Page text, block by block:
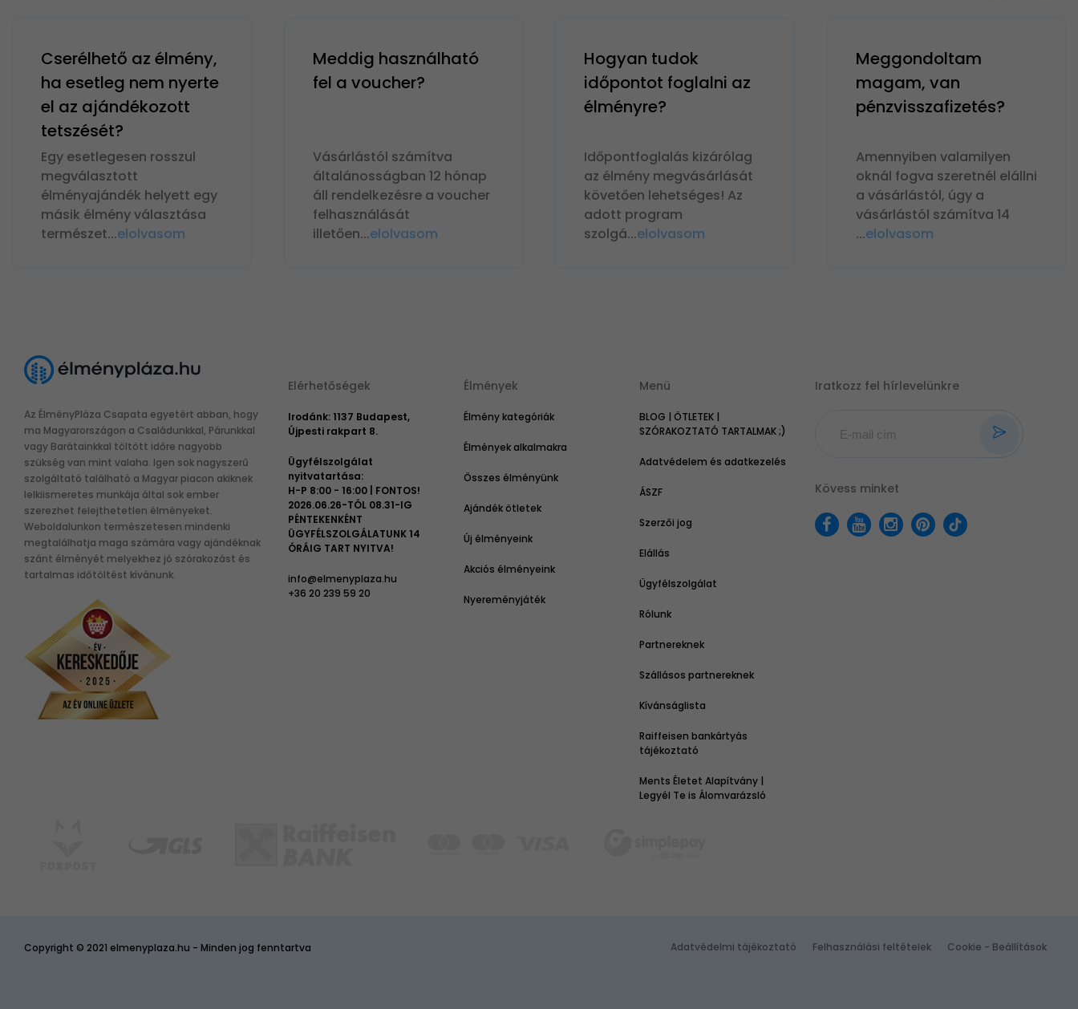
Cserélhető az élmény,
ha esetleg nem nyerte
el az ajándékozott
tetszését?
Egy esetlegesen rosszul
megválasztott
élményajándék helyett egy
másik élmény választása
természet...elolvasom
Meddig használható
fel a voucher?
Vásárlástól számítva
általánosságban 12 hónap
áll rendelkezésre a voucher
felhasználását
illetően...elolvasom
Hogyan tudok
időpontot foglalni az
élményre?
Időpontfoglalás kizárólag
az élmény megvásárlását
követően lehetséges! Az
adott program
szolgá...elolvasom
Meggondoltam
magam, van
pénzvisszafizetés?
Amennyiben valamilyen
oknál fogva szeretnél elállni
a vásárlástól, úgy a
vásárlástól számítva 14
...elolvasom
Az ÉlményPláza Csapata egyetért abban, hogy
ma Magyarországon a Családunkkal, Párunkkal
vagy Barátainkkal töltött időre nagyobb
szükség van mint valaha. Igen sok nagyszerű
szolgáltató található a Magyar piacon akiknek
lelkiismeretes munkája által sok ember
szerezhet felejthetetlen élményeket.
Weboldalunkon természetesen mindenki
megtalálhatja maga számára vagy ajándéknak
szánt élményét melyekhez jó szórakozást és
tartalmas időtöltést kívánunk.
Elérhetőségek
Irodánk: 1137 Budapest,
Újpesti rakpart 8.
Ügyfélszolgálat
nyitvatartása:
H-P 8:00 - 16:00 | FONTOS!
2026.06.26-TÓL 08.31-IG
PÉNTEKENKÉNT
ÜGYFÉLSZOLGÁLATUNK 14
ÓRÁIG TART NYITVA!
info@elmenyplaza.hu
+36 20 239 59 20
Élmények
Élmény kategóriák
Élmények alkalmakra
Összes élményünk
Ajándék ötletek
Új élményeink
Akciós élményeink
Nyereményjáték
Menü
BLOG | ÖTLETEK |
SZÓRAKOZTATÓ TARTALMAK ;)
Adatvédelem és adatkezelés
ÁSZF
Szerzői jog
Elállás
Ügyfélszolgálat
Rólunk
Partnereknek
Szállásos partnereknek
Kívánságlista
Raiffeisen bankártyás
tájékoztató
Ments Életet Alapítvány |
Legyél Te is Álomvarázsló
Iratkozz fel hírlevelünkre
Kövess minket
Copyright © 2021 elmenyplaza.hu - Minden jog fenntartva Adatvédelmi tájékoztató Felhasználási feltételek Cookie - Beállítások